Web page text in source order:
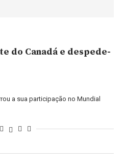
do Canadá e despede-
a sua participação no Mundial